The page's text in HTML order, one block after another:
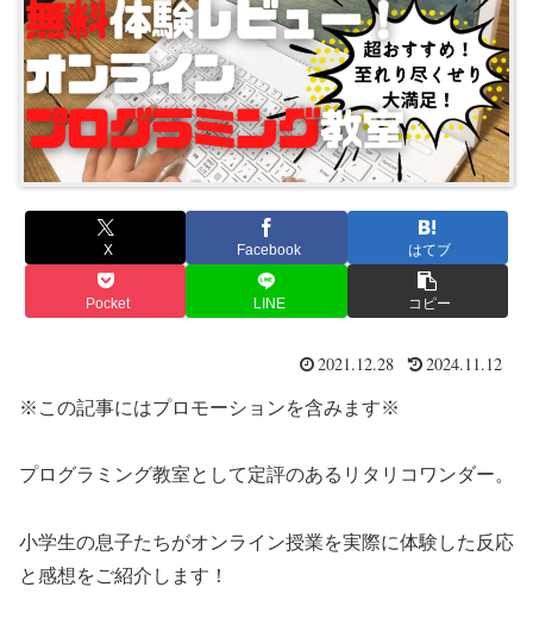
X Facebook はてブ
Pocket LINE コピー
2021.12.28 2024.11.12
※この記事にはプロモーションを含みます※
プログラミング教室として定評のあるリタリコワンダー。
小学生の息子たちがオンライン授業を実際に体験した反応
と感想をご紹介します！